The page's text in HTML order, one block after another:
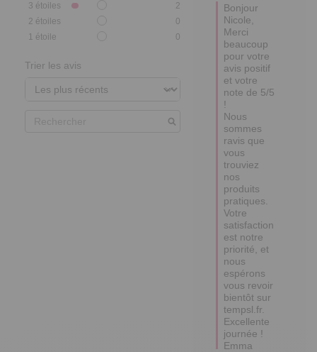
3 étoiles
2
2 étoiles
0
1 étoile 0
Trier les avis
Bonjour
Nicole,
Merci
beaucoup
pour votre
avis positif
et votre
note de 5/5
!
Nous
sommes
ravis que
vous
trouviez
nos
produits
pratiques.
Votre
satisfaction
est notre
priorité, et
nous
espérons
vous revoir
bientôt sur
tempsl.fr.
Excellente
journée !
Emma